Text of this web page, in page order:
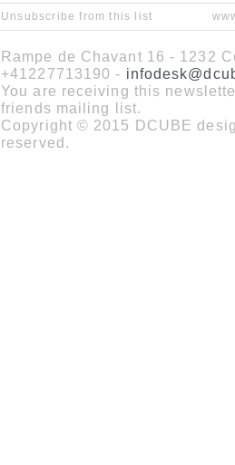
Unsubscribe from this list
Rampe de Chavant 16 - 1232
+41227713190 -
You are receiving this
friends mailing list.
Copyright © 2015 DCUBE
reserved.